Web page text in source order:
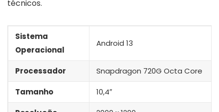
técnicos.
Sistema
Operacional
Android 13
Processador Snapdragon 720G Octa Core
Tamanho 10,4″